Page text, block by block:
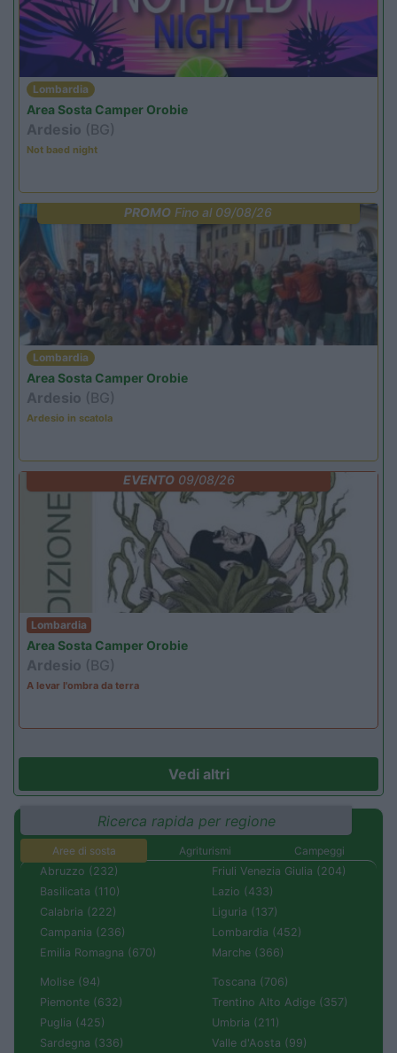
Lombardia
Area Sosta Camper Orobie
Ardesio (BG)
Not baed night
PROMO Fino al 09/08/26
Lombardia
Area Sosta Camper Orobie
Ardesio (BG)
Ardesio in scatola
EVENTO09/08/26
Lombardia
Area Sosta Camper Orobie
Ardesio (BG)
A levar l'ombra da terra
Vedi altri
Ricerca rapida per regione
Aree di sosta Agriturismi
Campeggi
Abruzzo (232)
Basilicata (110)
Calabria (222)
Campania (236)
Emilia Romagna (670)
Friuli Venezia Giulia (204)
Lazio (433)
Liguria (137)
Lombardia (452)
Marche (366)
Molise (94)
Piemonte (632)
Puglia (425)
Sardegna (336)
Toscana (706)
Trentino Alto Adige (357)
Umbria (211)
Valle d'Aosta (99)